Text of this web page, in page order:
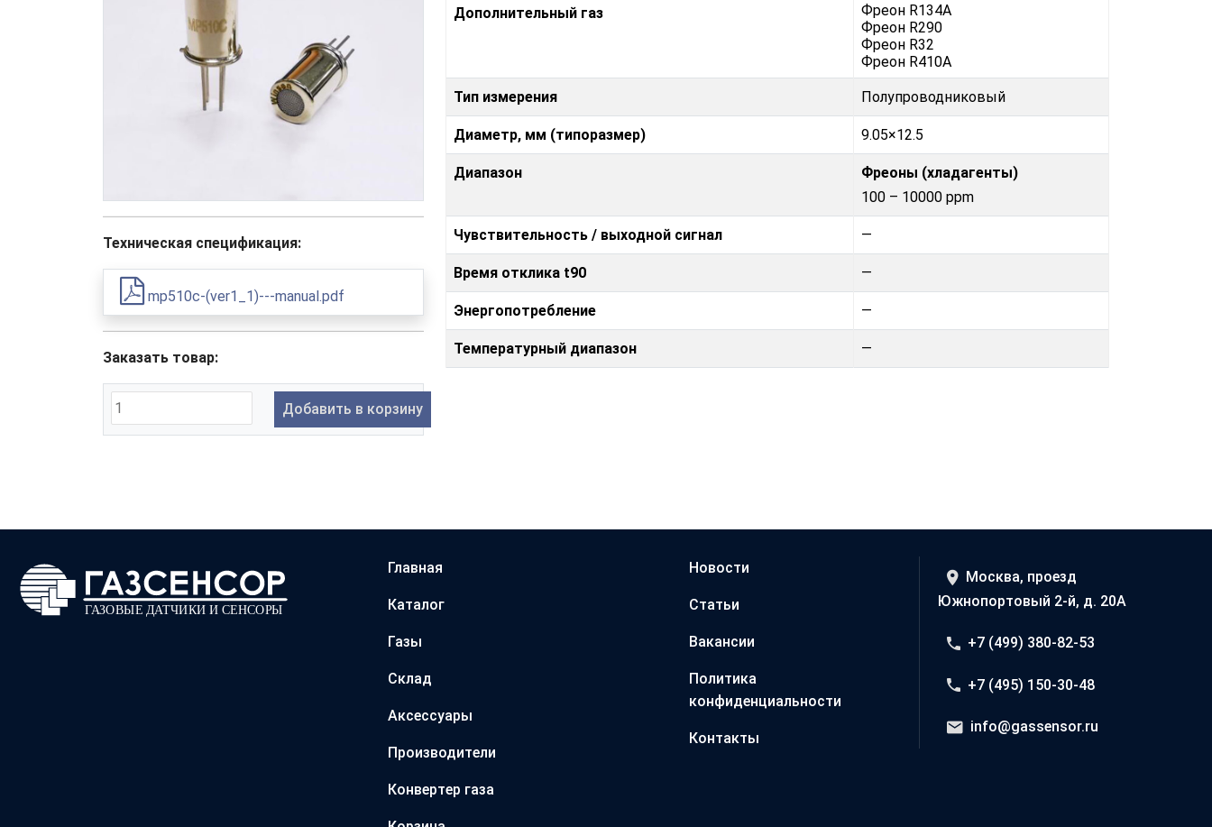
Техническая спецификация:
mp510c-(ver1_1)---manual.pdf
Заказать товар:
Добавить в корзину
Дополнительный газ
Фреон R134A
Фреон R290
Фреон R32
Фреон R410А
Тип измерения Полупроводниковый
Диаметр, мм (типоразмер) 9.05×12.5
Диапазон
Фреoны (хладагенты)
100 – 10000 ppm
Чувствительность / выходной сигнал —
Время отклика t90 —
Энергопотребление —
Температурный диапазон —
Главная
Каталог
Газы
Склад
Аксессуары
Производители
Конвертер газа
Новости
Статьи
Вакансии
Политика
конфиденциальности
Контакты
Москва, проезд
Южнопортовый 2-й, д. 20А
+7 (499) 380-82-53
+7 (495) 150-30-48
info@gassensor.ru